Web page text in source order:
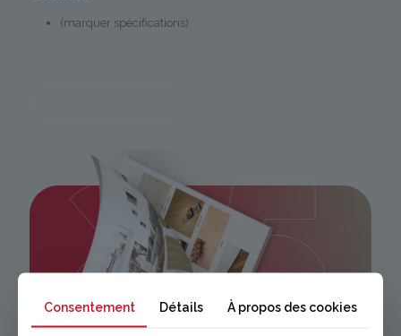
(marquer spécifications)
Consentement Détails À propos des cookies